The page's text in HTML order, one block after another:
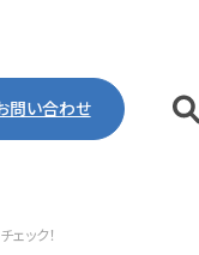
問い合わせ
ック！